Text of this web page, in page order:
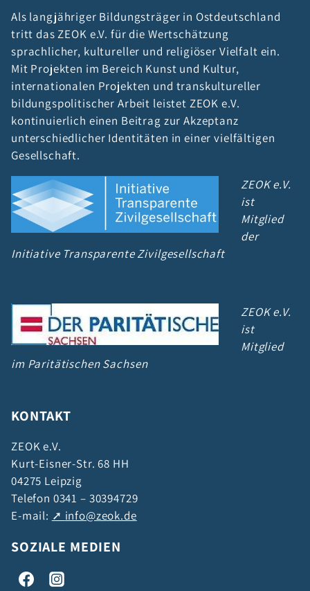
Als langjähriger Bildungsträger in Ostdeutschland
tritt das ZEOK e.V. für die Wertschätzung
sprachlicher, kultureller und religiöser Vielfalt ein.
Mit Projekten im Bereich Kunst und Kultur,
internationalen Projekten und transkultureller
bildungspolitischer Arbeit leistet ZEOK e.V.
kontinuierlich einen Beitrag zur Akzeptanz
unterschiedlicher Identitäten in einer vielfältigen
Gesellschaft.
ZEOK e.V.
ist
Mitglied
der
Initiative Transparente Zivilgesellschaft
ZEOK e.V.
ist
Mitglied
im Paritätischen Sachsen
KONTAKT
ZEOK e.V.
Kurt-Eisner-Str. 68 HH
04275 Leipzig
Telefon 0341 – 30394729
E-mail:
info@zeok.de
SOZIALE MEDIEN